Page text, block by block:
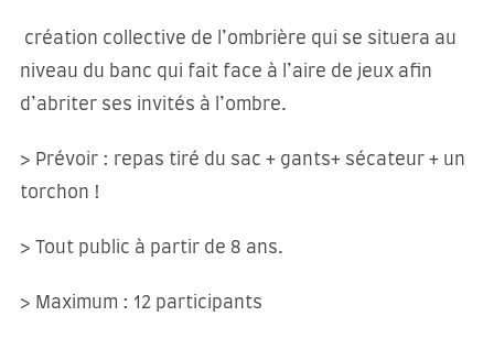
création collective de l’ombrière qui se situera au
niveau du banc qui fait face à l’aire de jeux afin
d’abriter ses invités à l’ombre.
> Prévoir : repas tiré du sac + gants+ sécateur + un
torchon !
> Tout public à partir de 8 ans.
> Maximum : 12 participants